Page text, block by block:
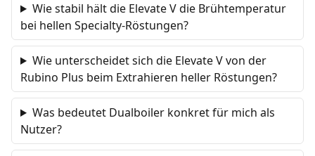
Wie stabil hält die Elevate V die Brühtemperatur
bei hellen Specialty-Röstungen?
Wie unterscheidet sich die Elevate V von der
Rubino Plus beim Extrahieren heller Röstungen?
Was bedeutet Dualboiler konkret für mich als
Nutzer?